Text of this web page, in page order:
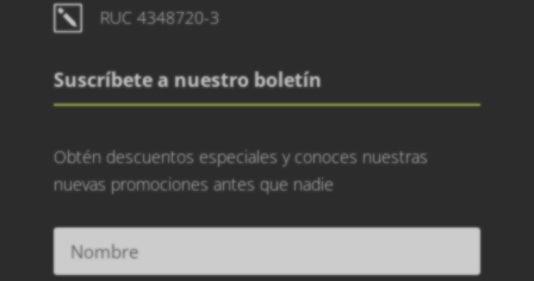
k RUC 4348720-3
Suscríbete a nuestro boletín
Obtén descuentos especiales y conoces nuestras
nuevas promociones antes que nadie